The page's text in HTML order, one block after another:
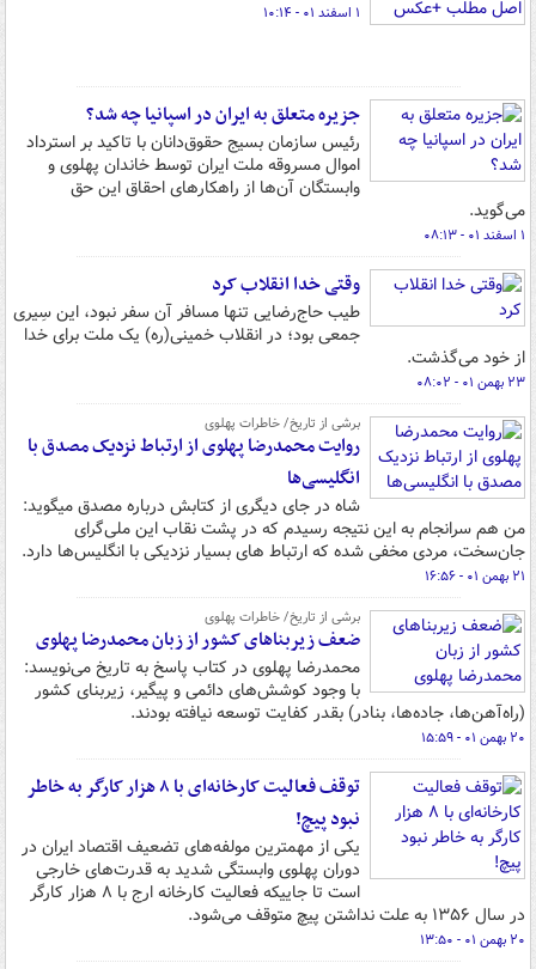
۱ اسفند ۰۱ - ۱۰:۱۴
جزیره متعلق به ایران در اسپانیا چه شد؟
رئیس سازمان بسیج حقوق‌دانان با تاکید بر استرداد
اموال مسروقه ملت ایران توسط خاندان پهلوی و
وابستگان آن‌ها از راهکارهای احقاق این حق
می‌گوید.
۱ اسفند ۰۱ - ۰۸:۱۳
وقتی خدا انقلاب کرد
طیب حاج‌رضایی تنها مسافر آن سفر نبود، این سِیری
جمعی بود؛ در انقلاب خمینی(ره) یک ملت برای خدا
از خود می‌گذشت.
۲۳ بهمن ۰۱ - ۰۸:۰۲
برشی از تاریخ/ خاطرات پهلوی
روایت محمدرضا پهلوی از ارتباط نزدیک مصدق با
انگلیسی‌ها
شاه در جای دیگری از کتابش درباره مصدق می‎گوید:
من هم سرانجام به این نتیجه رسیدم که در پشت نقاب این ملی‌گرای
جان‌سخت، مردی مخفی شده که ارتباط‌ های بسیار نزدیکی با انگلیس‌ها دارد.
۲۱ بهمن ۰۱ - ۱۶:۵۶
برشی از تاریخ/ خاطرات پهلوی
ضعف زیربناهای کشور از زبان محمدرضا پهلوی
محمدرضا پهلوی در کتاب پاسخ به تاریخ می‌نویسد:
با وجود کوشش‌های دائمی و پیگیر، زیربنای کشور
(راه‌آهن‌ها، جاده‌ها، بنادر) بقدر کفایت توسعه نیافته بودند.
۲۰ بهمن ۰۱ - ۱۵:۵۹
توقف فعالیت کارخانه‌ای با ۸ هزار کارگر به خاطر
نبود پیچ!
یکی از مهمترین مولفه‌های تضعیف اقتصاد ایران در
دوران پهلوی وابستگی شدید به قدرت‌های خارجی
است تا جاییکه فعالیت کارخانه ارج با ۸ هزار کارگر
در سال ۱۳۵۶ به علت نداشتن پیچ متوقف می‌شود.
۲۰ بهمن ۰۱ - ۱۳:۵۰